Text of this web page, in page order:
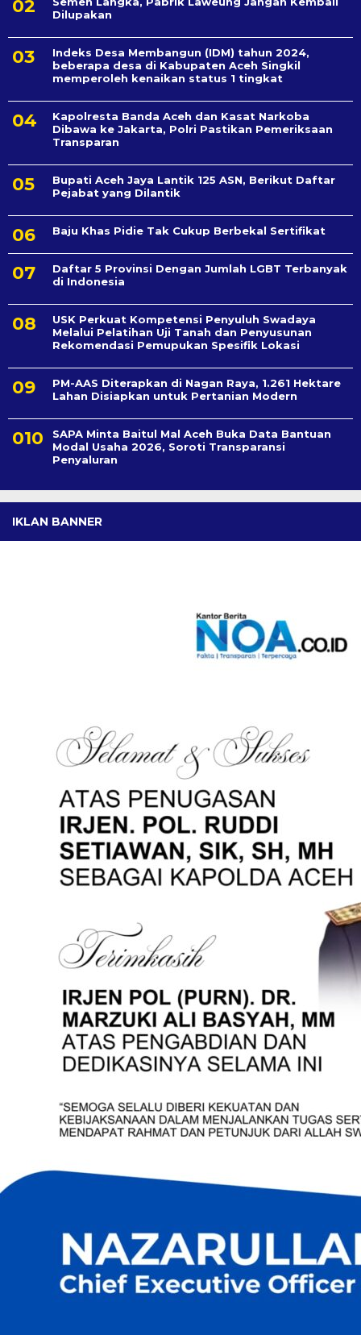
Dilupakan
Indeks Desa Membangun (IDM) tahun 2024,
beberapa desa di Kabupaten Aceh Singkil
memperoleh kenaikan status 1 tingkat
Kapolresta Banda Aceh dan Kasat Narkoba
Dibawa ke Jakarta, Polri Pastikan Pemeriksaan
Transparan
Bupati Aceh Jaya Lantik 125 ASN, Berikut Daftar
Pejabat yang Dilantik
Baju Khas Pidie Tak Cukup Berbekal Sertifikat
Daftar 5 Provinsi Dengan Jumlah LGBT Terbanyak
di Indonesia
USK Perkuat Kompetensi Penyuluh Swadaya
Melalui Pelatihan Uji Tanah dan Penyusunan
Rekomendasi Pemupukan Spesifik Lokasi
PM-AAS Diterapkan di Nagan Raya, 1.261 Hektare
Lahan Disiapkan untuk Pertanian Modern
SAPA Minta Baitul Mal Aceh Buka Data Bantuan
Modal Usaha 2026, Soroti Transparansi
Penyaluran
IKLAN BANNER